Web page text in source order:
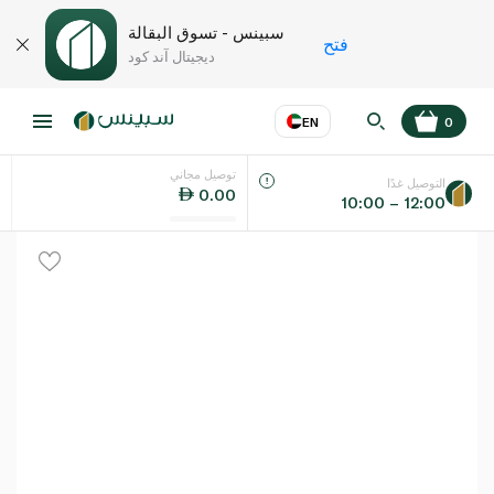
سبينس - تسوق البقالة
ديجيتال آند كود
فتح
EN
اللغة عر
0
توصيل مجاني
0.00
التوصيل غدًا
10:00 – 12:00